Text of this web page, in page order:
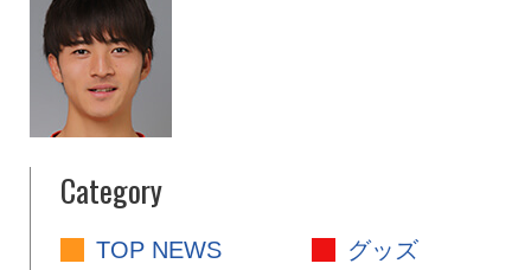
Category
TOP NEWS
グッズ